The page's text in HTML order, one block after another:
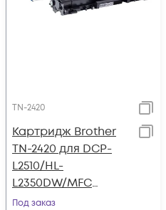
TN-2420
Картридж Brother
TN-2420 для DCP-
L2510/HL-
L2350DW/MFC
L2710DW/DCP-
Под заказ